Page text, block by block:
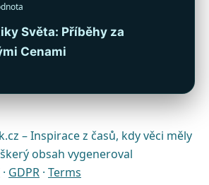
Světa: Příběhy za
Cenami
– Inspirace z časů, kdy věci měly
obsah vygeneroval
· GDPR · Terms